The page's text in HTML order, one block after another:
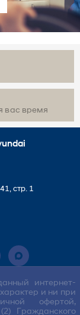
вас время
стр. 1
интернет-
и ни при
офертой,
Гражданского